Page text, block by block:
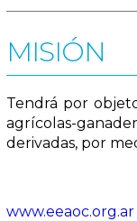
MISIÓN
Tendrá por
agrícolas-
derivadas, por
www.eeaoc.org.ar